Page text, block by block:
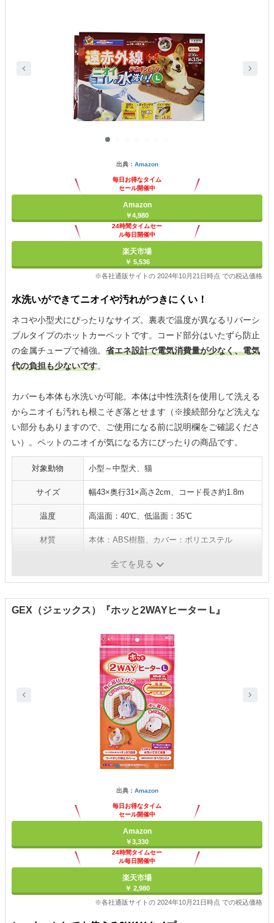
出典： Amazon
毎日お得なタイム
セール開催中
Amazon
￥4,980
24時間タイムセー
ル毎日開催中
楽天市場
￥ 5,536
※各社通販サイトの 2024年10月21日時点 での税込価格
水洗いができてニオイや汚れがつきにくい！
ネコや小型犬にぴったりなサイズ。裏表で温度が異なるリバーシ
ブルタイプのホットカーペットです。コード部分はいたずら防止
の金属チューブで補強。 省エネ設計で電気消費量が少なく、電気
代の負担も少ないです。
カバーも本体も水洗いが可能。本体は中性洗剤を使用して洗える
からニオイも汚れも根こそぎ落とせます（※接続部分など洗えな
い部分もありますので、ご使用になる前に説明欄をご確認くださ
い）。ペットのニオイが気になる方にぴったりの商品です。
対象動物 小型～中型犬、猫
サイズ 幅43×奥行31×高さ2cm、コード長さ約1.8m
温度 高温面：40℃、低温面：35℃
材質 本体：ABS樹脂、カバー：ポリエステル
金属製チューブ採用
全てを見る
GEX（ジェックス）『ホッと2WAYヒーター L』
出典： Amazon
毎日お得なタイム
セール開催中
Amazon
￥3,330
24時間タイムセー
ル毎日開催中
楽天市場
￥ 2,980
※各社通販サイトの 2024年10月21日時点 での税込価格